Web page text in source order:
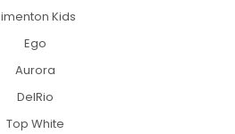
Kids
Ego
Aurora
DelRio
Top White